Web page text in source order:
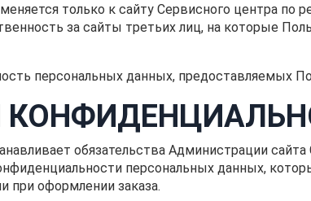
только к сайту Сервисного центра по
за сайты третьих лиц, на которые
персональных данных, предоставляемых
обязательства Администрации
персональных данных,
при оформлении заказа.